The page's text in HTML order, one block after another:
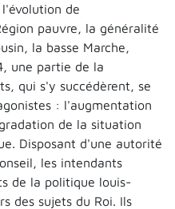
de
pauvre, la généralité
la basse Marche,
une partie de la
qui s'y succédèrent, se
: l'augmentation
de la situation
Disposant d'une autorité
les intendants
de la politique louis-
des sujets du Roi. Ils